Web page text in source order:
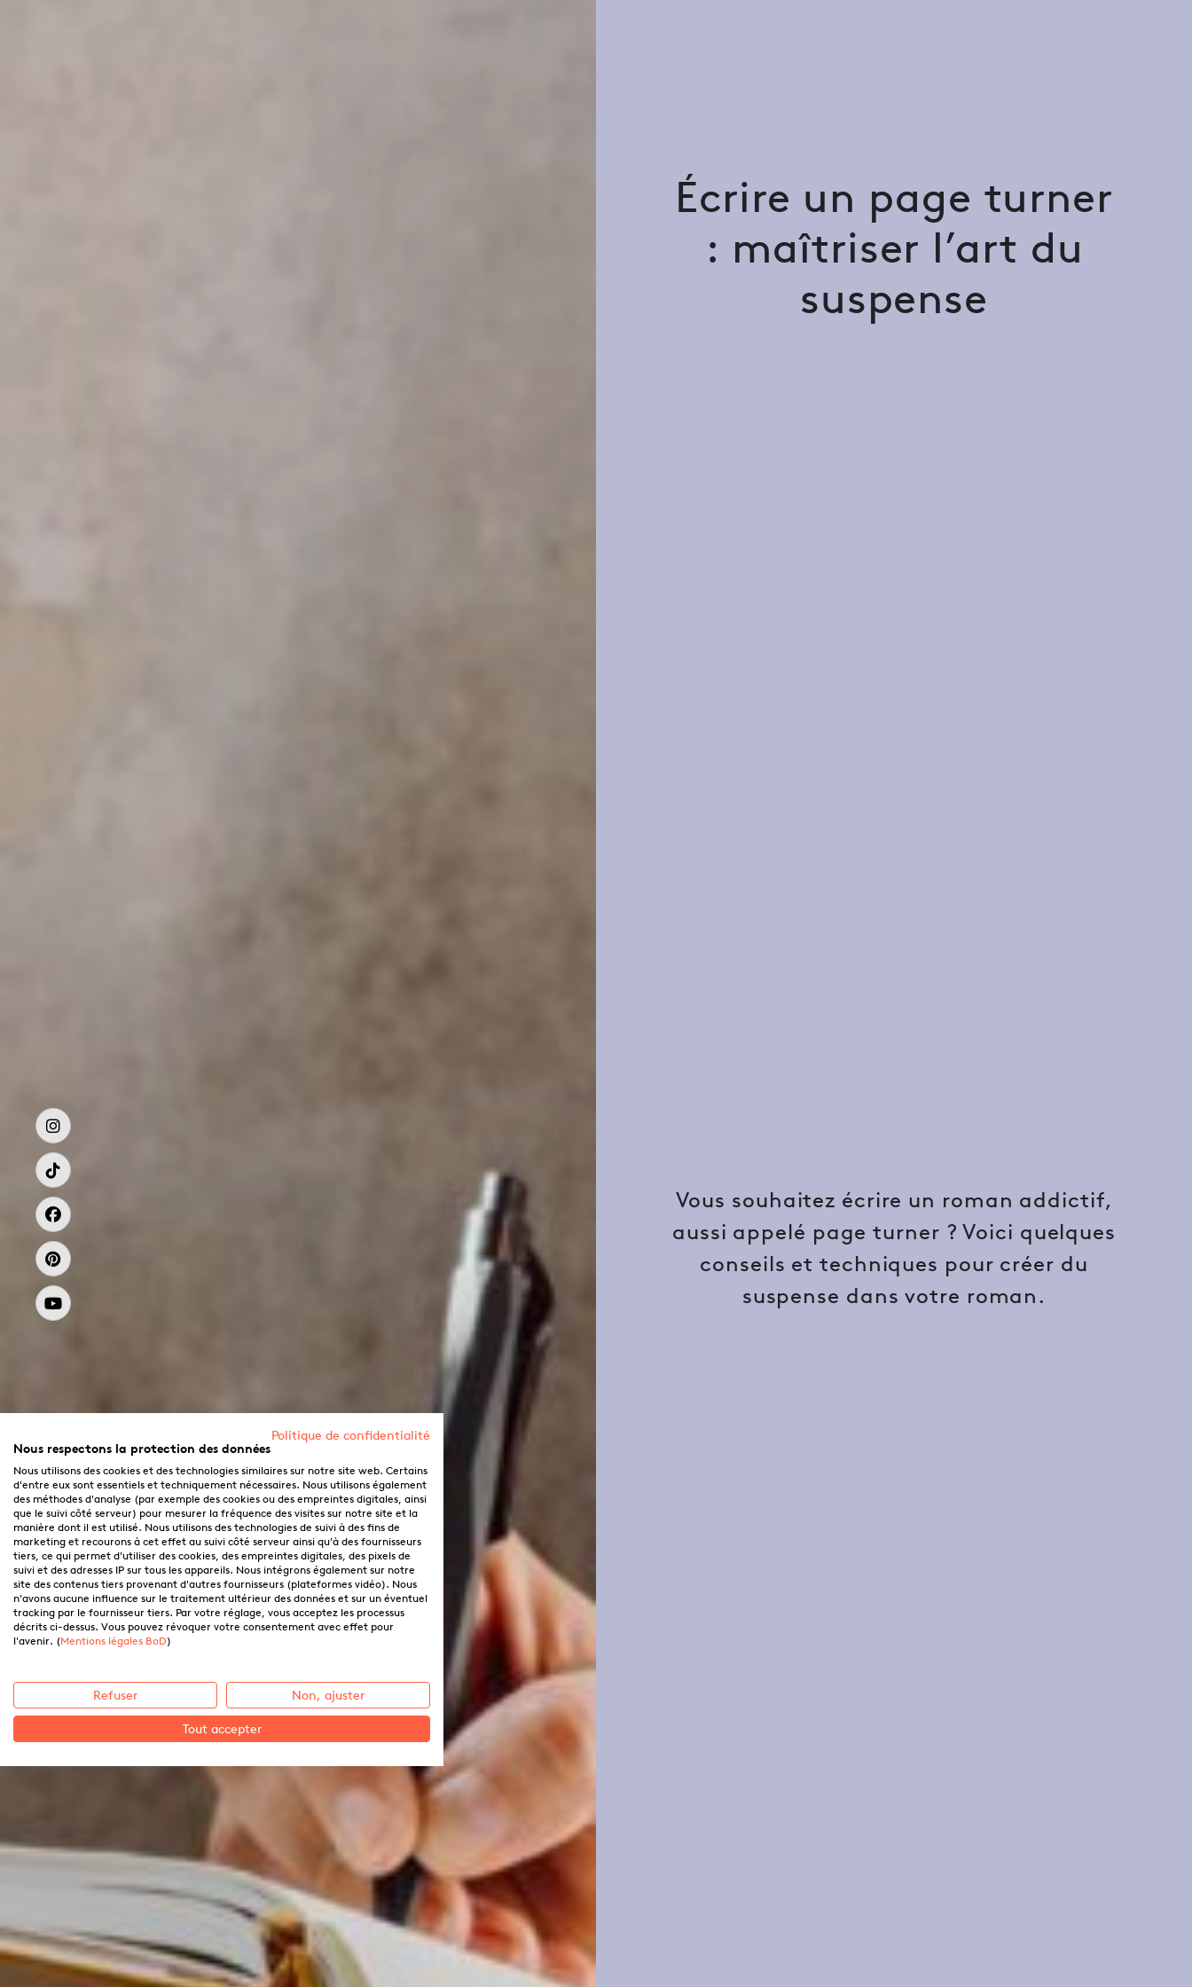
Écrire un page turner
: maîtriser l’art du
suspense
Vous souhaitez écrire un roman addictif,
aussi appelé page turner ? Voici quelques
conseils et techniques pour créer du
suspense dans votre roman.
Politique de confidentialité
Nous respectons la protection des données
Nous utilisons des cookies et des technologies similaires sur notre site web. Certains
d'entre eux sont essentiels et techniquement nécessaires. Nous utilisons également
des méthodes d'analyse (par exemple des cookies ou des empreintes digitales, ainsi
que le suivi côté serveur) pour mesurer la fréquence des visites sur notre site et la
manière dont il est utilisé. Nous utilisons des technologies de suivi à des fins de
marketing et recourons à cet effet au suivi côté serveur ainsi qu'à des fournisseurs
tiers, ce qui permet d'utiliser des cookies, des empreintes digitales, des pixels de
suivi et des adresses IP sur tous les appareils. Nous intégrons également sur notre
site des contenus tiers provenant d'autres fournisseurs (plateformes vidéo). Nous
n'avons aucune influence sur le traitement ultérieur des données et sur un éventuel
tracking par le fournisseur tiers. Par votre réglage, vous acceptez les processus
décrits ci-dessus. Vous pouvez révoquer votre consentement avec effet pour
l'avenir. (Mentions légales BoD)
Refuser Non, ajuster
Tout accepter